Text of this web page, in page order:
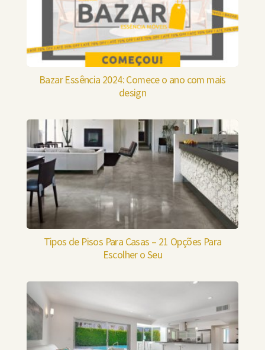
Bazar Essência 2024: Comece o ano com mais
design
Tipos de Pisos Para Casas – 21 Opções Para
Escolher o Seu